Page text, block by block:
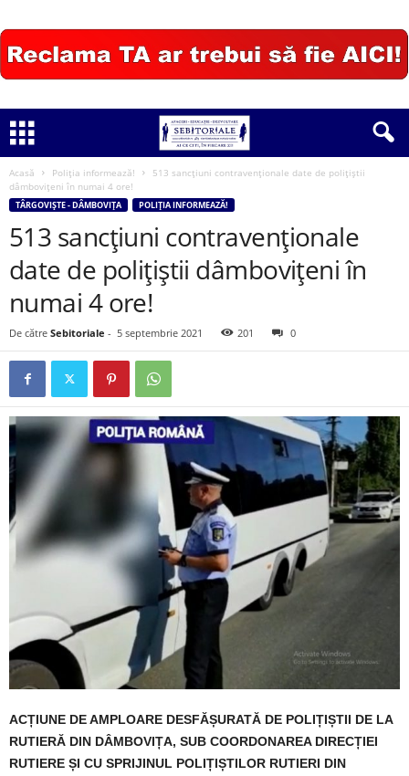
Acasă Poliția informează!
513 sancțiuni contravenționale date de polițiștii
dâmbovițeni în numai 4 ore!
TÂRGOVIȘTE - DÂMBOVIȚA POLIȚIA INFORMEAZĂ!
513 sancțiuni contravenționale
date de polițiștii dâmbovițeni în
numai 4 ore!
De către Sebitoriale - 5 septembrie 2021 201 0
ACȚIUNE DE AMPLOARE DESFĂȘURATĂ DE POLIȚIȘTII DE LA
RUTIERĂ DIN DÂMBOVIȚA, SUB COORDONAREA DIRECȚIEI
RUTIERE ȘI CU SPRIJINUL POLIȚIȘTILOR RUTIERI DIN